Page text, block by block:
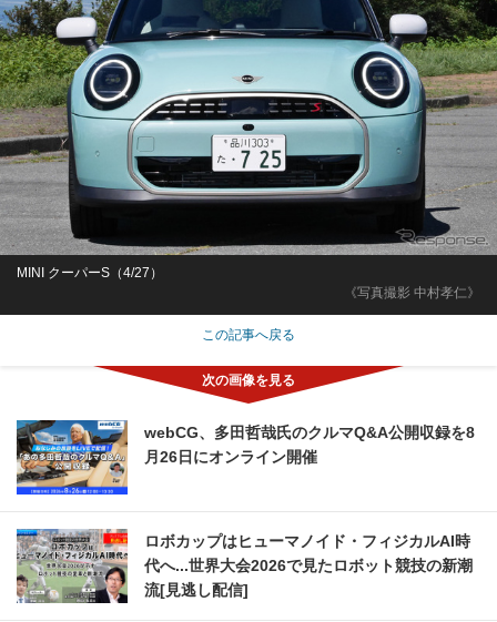
《写真撮影 中村孝仁》
MINI クーパーS（4/27）
この記事へ戻る
webCG、多田哲哉氏のクルマQ&A公開収録を8
月26日にオンライン開催
ロボカップはヒューマノイド・フィジカルAI時
代へ...世界大会2026で見たロボット競技の新潮
流[見逃し配信]